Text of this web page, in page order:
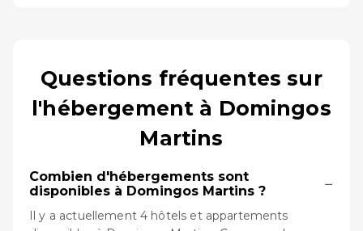
Questions fréquentes sur
l'hébergement à Domingos
Martins
Combien d'hébergements sont
disponibles à Domingos Martins ?
−
Il y a actuellement 4 hôtels et appartements